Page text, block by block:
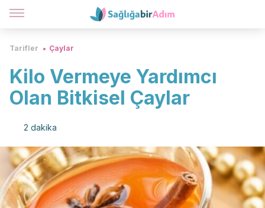
Tarifler Çaylar
Kilo Vermeye Yardımcı
Olan Bitkisel Çaylar
2 dakika